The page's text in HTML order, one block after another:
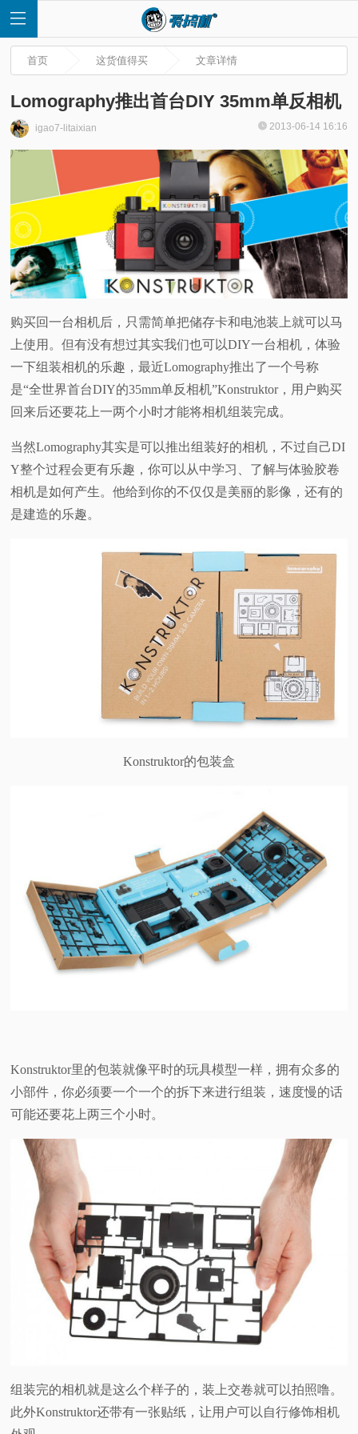
快
讯
测
视
科
首页 这货值得买 文章详情
Lomography推出首台DIY 35mm单反相机
igao7-litaixian 2013-06-14 16:16
购买回一台相机后，只需简单把储存卡和电池装上就可以马
上使用。但有没有想过其实我们也可以DIY一台相机，体验
一下组装相机的乐趣，最近Lomography推出了一个号称
是“全世界首台DIY的35mm单反相机”Konstruktor，用户购买
回来后还要花上一两个小时才能将相机组装完成。
当然Lomography其实是可以推出组装好的相机，不过自己DI
Y整个过程会更有乐趣，你可以从中学习、了解与体验胶卷
相机是如何产生。他给到你的不仅仅是美丽的影像，还有的
是建造的乐趣。
Konstruktor的包装盒
Konstruktor里的包装就像平时的玩具模型一样，拥有众多的
小部件，你必须要一个一个的拆下来进行组装，速度慢的话
可能还要花上两三个小时。
组装完的相机就是这么个样子的，装上交卷就可以拍照噜。
此外Konstruktor还带有一张贴纸，让用户可以自行修饰相机